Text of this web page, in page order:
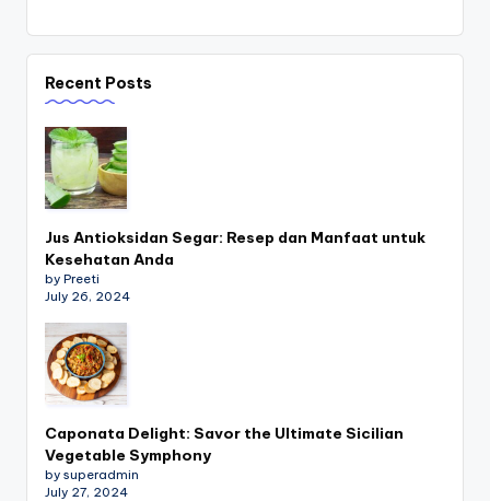
Recent Posts
Jus Antioksidan Segar: Resep dan Manfaat untuk
Kesehatan Anda
by Preeti
July 26, 2024
Caponata Delight: Savor the Ultimate Sicilian
Vegetable Symphony
by superadmin
July 27, 2024